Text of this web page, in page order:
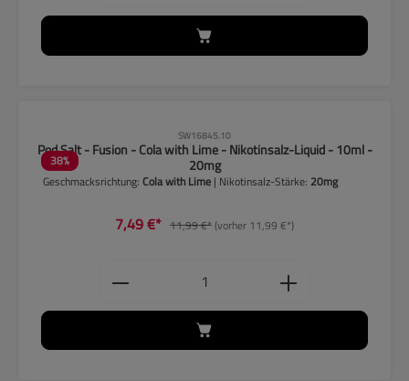
38%
SW16845.10
Pod Salt - Fusion - Cola with Lime - Nikotinsalz-Liquid - 10ml -
20mg
Geschmacksrichtung:Cola with Lime | Nikotinsalz-Stärke: 20mg
7,49 €* 11,99 €*(vorher 11,99 €*)
Produkt Anzahl: Gib den